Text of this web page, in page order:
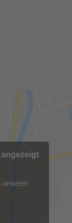
unserer